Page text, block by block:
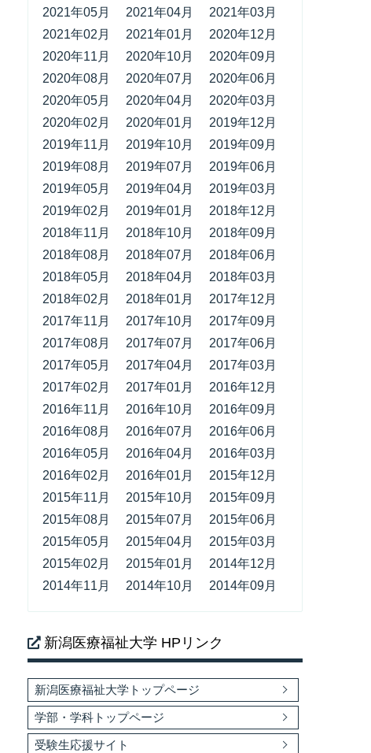
2021年05月
2021年04月
2021年03月
2021年02月
2021年01月
2020年12月
2020年11月
2020年10月
2020年09月
2020年08月
2020年07月
2020年06月
2020年05月
2020年04月
2020年03月
2020年02月
2020年01月
2019年12月
2019年11月
2019年10月
2019年09月
2019年08月
2019年07月
2019年06月
2019年05月
2019年04月
2019年03月
2019年02月
2019年01月
2018年12月
2018年11月
2018年10月
2018年09月
2018年08月
2018年07月
2018年06月
2018年05月
2018年04月
2018年03月
2018年02月
2018年01月
2017年12月
2017年11月
2017年10月
2017年09月
2017年08月
2017年07月
2017年06月
2017年05月
2017年04月
2017年03月
2017年02月
2017年01月
2016年12月
2016年11月
2016年10月
2016年09月
2016年08月
2016年07月
2016年06月
2016年05月
2016年04月
2016年03月
2016年02月
2016年01月
2015年12月
2015年11月
2015年10月
2015年09月
2015年08月
2015年07月
2015年06月
2015年05月
2015年04月
2015年03月
2015年02月
2015年01月
2014年12月
2014年11月
2014年10月 2014年09月
新潟医療福祉大学 HPリンク
新潟医療福祉大学トップページ
学部・学科トップページ
受験生応援サイト